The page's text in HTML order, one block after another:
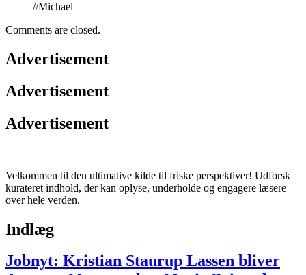
//Michael
Comments are closed.
Advertisement
Advertisement
Advertisement
Velkommen til den ultimative kilde til friske perspektiver! Udforsk
kurateret indhold, der kan oplyse, underholde og engagere læsere
over hele verden.
Indlæg
Jobnyt: Kristian Staurup Lassen bliver